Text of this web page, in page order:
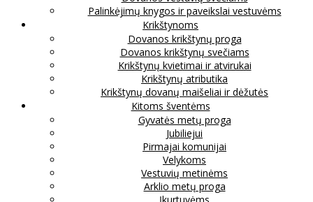
Palinkėjimų knygos ir paveikslai vestuvėms
Krikštynoms
Dovanos krikštynų proga
Dovanos krikštynų svečiams
Krikštynų kvietimai ir atvirukai
Krikštynų atributika
Krikštynų dovanų maišeliai ir dėžutės
Kitoms šventėms
Gyvatės metų proga
Jubiliejui
Pirmajai komunijai
Velykoms
Vestuvių metinėms
Arklio metų proga
Įkurtuvėms